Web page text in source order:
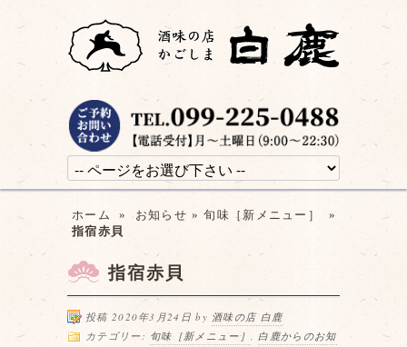
ホーム » お知らせ » 旬味［新メニュー］
»
指宿赤貝
指宿赤貝
投稿 2020年3月24日 by 酒味の店 白鹿
カテゴリー: 旬味［新メニュー］ , 白鹿からのお知